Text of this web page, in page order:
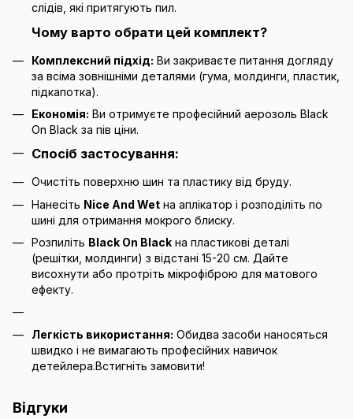
слідів, які притягують пил.
Чому варто обрати цей комплект?
Комплексний підхід: Ви закриваєте питання догляду
за всіма зовнішніми деталями (гума, молдинги, пластик,
підкапотка).
Економія: Ви отримуєте професійний аерозоль Black
On Black за пів ціни.
Спосіб застосування:
Очистіть поверхню шин та пластику від бруду.
Нанесіть Nice And Wet на аплікатор і розподіліть по
шині для отримання мокрого блиску.
Розпиліть Black On Black на пластикові деталі
(решітки, молдинги) з відстані 15-20 см. Дайте
висохнути або протріть мікрофіброю для матового
ефекту.
Легкість використання: Обидва засоби наносяться
швидко і не вимагають професійних навичок
детейлера.Встигніть замовити!
Відгуки